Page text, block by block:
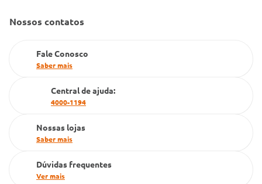
Dúvidas Frequentes
Cartão Grupo Conde
Televendas
Nossos contatos
Fale Conosco
Saber mais
Central de ajuda:
4000-1194
Nossas lojas
Saber mais
Dúvidas frequentes
Ver mais